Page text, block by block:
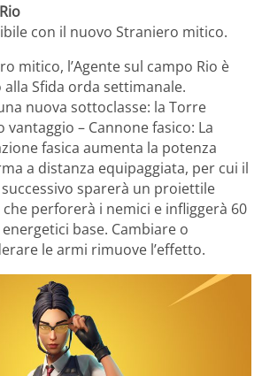
con il nuovo Straniero mitico.
mitico, l’Agente sul campo Rio è
Sfida orda settimanale.
nuova sottoclasse: la Torre
vantaggio – Cannone fasico: La
fasica aumenta la potenza
a distanza equipaggiata, per cui il
sparerà un proiettile
che perforerà i nemici e infliggerà 60
base. Cambiare o
le armi rimuove l’effetto.